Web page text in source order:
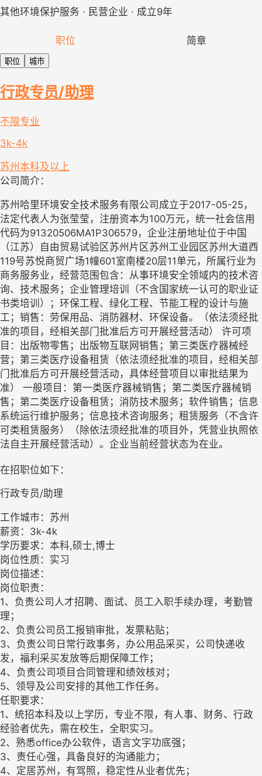
其他环境保护服务 · 民营企业 · 成立9年
职位 简章
职位 城市
行政专员/助理
不限专业
3k-4k
苏州 本科及以上
公司简介：
苏州哈里环境安全技术服务有限公司成立于2017-05-25，
法定代表人为张莹莹，注册资本为100万元，统一社会信用
代码为91320506MA1P306579，企业注册地址位于中国
（江苏）自由贸易试验区苏州片区苏州工业园区苏州大道西
119号苏悦商贸广场1幢601室南楼20层11单元，所属行业为
商务服务业，经营范围包含：从事环境安全领域内的技术咨
询、技术服务；企业管理培训（不含国家统一认可的职业证
书类培训）；环保工程、绿化工程、节能工程的设计与施
工；销售：劳保用品、消防器材、环保设备。（依法须经批
准的项目，经相关部门批准后方可开展经营活动） 许可项
目：出版物零售；出版物互联网销售；第三类医疗器械经
营；第三类医疗设备租赁（依法须经批准的项目，经相关部
门批准后方可开展经营活动，具体经营项目以审批结果为
准） 一般项目：第一类医疗器械销售；第二类医疗器械销
售；第二类医疗设备租赁；消防技术服务；软件销售；信息
系统运行维护服务；信息技术咨询服务；租赁服务（不含许
可类租赁服务）（除依法须经批准的项目外，凭营业执照依
法自主开展经营活动）。企业当前经营状态为在业。
在招职位如下：
行政专员/助理
工作城市：苏州
薪资：3k-4k
学历要求：本科,硕士,博士
岗位性质：实习
岗位描述：
岗位职责：
1、负责公司人才招聘、面试、员工入职手续办理，考勤管
理；
2、负责公司员工报销审批，发票粘贴；
3、负责公司日常行政事务，办公用品采买，公司快递收
发，福利采买发放等后期保障工作；
4、负责公司项目合同管理和绩效核对；
5、领导及公司安排的其他工作任务。
任职要求：
1、统招本科及以上学历，专业不限，有人事、财务、行政
经验者优先，需在校生，全职实习。
2、熟悉office办公软件，语言文字功底强；
3、责任心强，具备良好的沟通能力；
4、定居苏州，有驾照，稳定性从业者优先；